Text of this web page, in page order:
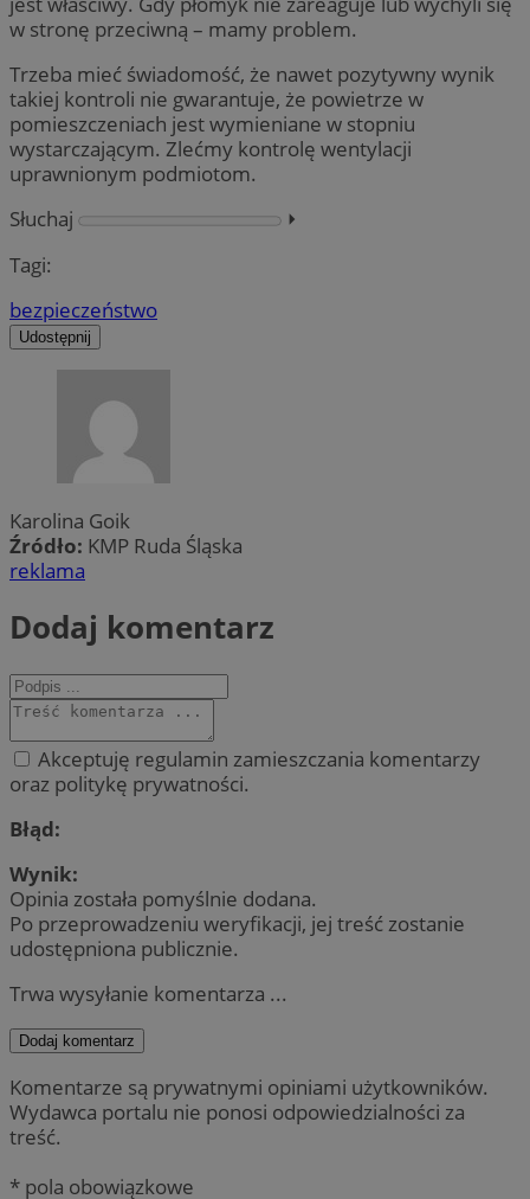
w stronę przeciwną – mamy problem.
Trzeba mieć świadomość, że nawet pozytywny wynik
takiej kontroli nie gwarantuje, że powietrze w
pomieszczeniach jest wymieniane w stopniu
wystarczającym. Zlećmy kontrolę wentylacji
uprawnionym podmiotom.
Słuchaj
⏵︎
Tagi:
bezpieczeństwo
Udostępnij
Karolina Goik
Źródło: KMP Ruda Śląska
reklama
Dodaj komentarz
Akceptuję regulamin zamieszczania komentarzy
oraz politykę prywatności.
Błąd:
Wynik:
Opinia została pomyślnie dodana.
Po przeprowadzeniu weryfikacji, jej treść zostanie
udostępniona publicznie.
Trwa wysyłanie komentarza ...
Dodaj komentarz
Komentarze są prywatnymi opiniami użytkowników.
Wydawca portalu nie ponosi odpowiedzialności za
treść.
* pola obowiązkowe